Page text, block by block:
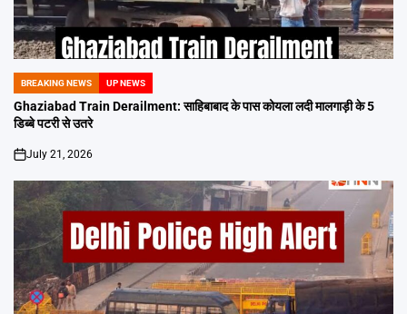
POSTED
IN
BREAKING NEWS UP NEWS
Ghaziabad Train Derailment: साहिबाबाद के पास कोयला लदी मालगाड़ी के 5
डिब्बे पटरी से उतरे
on
July 21, 2026